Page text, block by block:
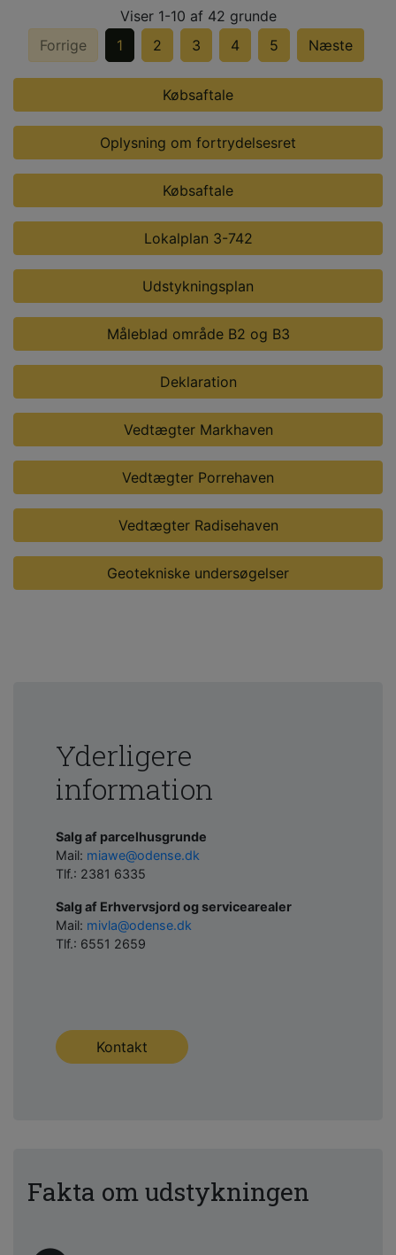
Viser 1-10 af 42 grunde
Forrige
1 2 3 4 5 Næste
Købsaftale
Oplysning om fortrydelsesret
Købsaftale
Lokalplan 3-742
Udstykningsplan
Måleblad område B2 og B3
Deklaration
Vedtægter Markhaven
Vedtægter Porrehaven
Vedtægter Radisehaven
Geotekniske undersøgelser
Yderligere
information
Salg af parcelhusgrunde
Mail: miawe@odense.dk
Tlf.: 2381 6335
Salg af Erhvervsjord og servicearealer
Mail: mivla@odense.dk
Tlf.: 6551 2659
Kontakt
Fakta om udstykningen